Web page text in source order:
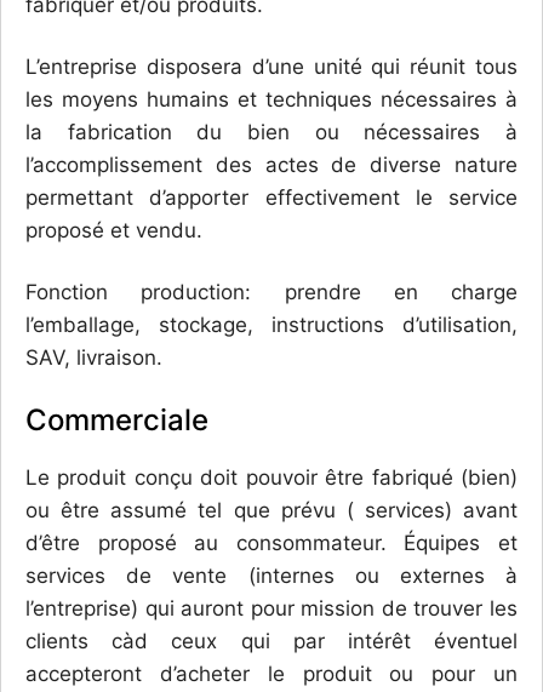
fabriquer et/ou produits.
L’entreprise disposera d’une unité qui réunit tous
les moyens humains et techniques nécessaires à
la fabrication du bien ou nécessaires à
l’accomplissement des actes de diverse nature
permettant d’apporter effectivement le service
proposé et vendu.
Fonction production: prendre en charge
l’emballage, stockage, instructions d’utilisation,
SAV, livraison.
Commerciale
Le produit conçu doit pouvoir être fabriqué (bien)
ou être assumé tel que prévu ( services) avant
d’être proposé au consommateur. Équipes et
services de vente (internes ou externes à
l’entreprise) qui auront pour mission de trouver les
clients càd ceux qui par intérêt éventuel
accepteront d’acheter le produit ou pour un